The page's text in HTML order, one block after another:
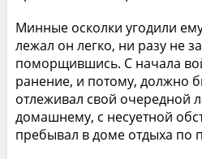
Минные осколки угодили
лежал он легко, ни разу не
поморщившись. С начала
ранение, и потому, должно
отлеживал свой очередной
домашнему, с несуетной
пребывал в доме отдыха по